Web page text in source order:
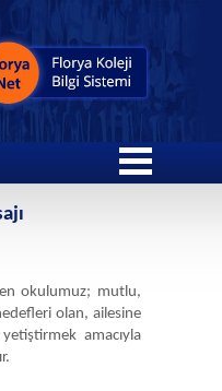
okulumuz; mutlu,
olan, ailesine
amacıyla